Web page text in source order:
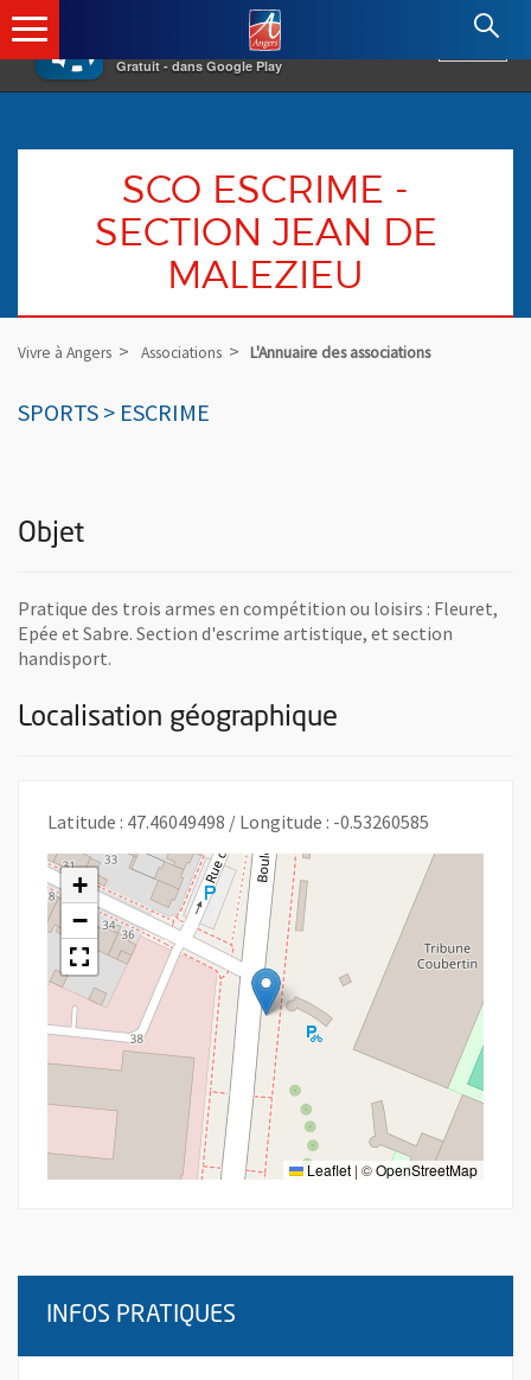
×
Gratuit - dans Google Play
Angers.fr : Retour à l'accueil
SCO ESCRIME -
SECTION JEAN DE
MALEZIEU
Vivre à Angers Associations L'Annuaire des associations
SPORTS > ESCRIME
Objet
Pratique des trois armes en compétition ou loisirs : Fleuret,
Epée et Sabre. Section d'escrime artistique, et section
handisport.
Localisation géographique
Latitude : 47.46049498 / Longitude : -0.53260585
+
−
Leaflet | ©OpenStreetMap
INFOS PRATIQUES